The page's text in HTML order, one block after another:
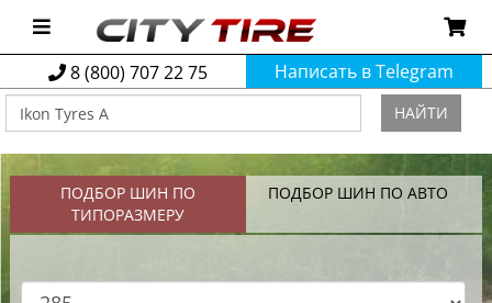
8 (800) 707 22 75 Написать в Telegram
НАЙТИ
ПОДБОР ШИН ПО
ТИПОРАЗМЕРУ
ПОДБОР ШИН ПО АВТО